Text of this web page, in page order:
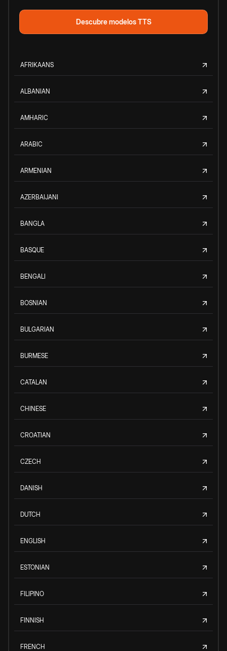
Descubre modelos TTS
AFRIKAANS
ALBANIAN
AMHARIC
ARABIC
ARMENIAN
AZERBAIJANI
BANGLA
BASQUE
BENGALI
BOSNIAN
BULGARIAN
BURMESE
CATALAN
CHINESE
CROATIAN
CZECH
DANISH
DUTCH
ENGLISH
ESTONIAN
FILIPINO
FINNISH
FRENCH